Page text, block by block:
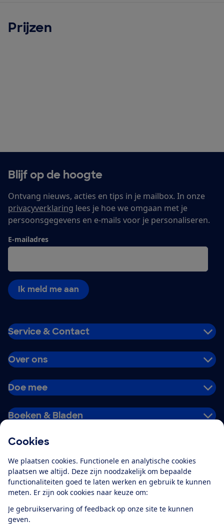
Cookies
We plaatsen cookies. Functionele en analytische cookies
plaatsen we altijd. Deze zijn noodzakelijk om bepaalde
functionaliteiten goed te laten werken en gebruik te kunnen
meten. Er zijn ook cookies naar keuze om:
Je gebruikservaring of feedback op onze site te kunnen
geven.
Prijzen
Blijf op de hoogte
Ontvang nieuws, acties en tips in je mailbox. In onze
privacyverklaring lees je hoe we omgaan met je
persoonsgegevens en e-mails voor je personaliseren.
E-mailadres
Ik meld me aan
Service & Contact
Over ons
Doe mee
Boeken & Bladen
Alles over de
app